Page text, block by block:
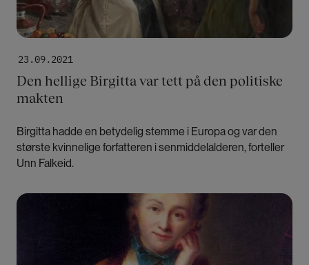
23.09.2021
Den hellige Birgitta var tett på den politiske
makten
Birgitta hadde en betydelig stemme i Europa og var den
største kvinnelige forfatteren i senmiddelalderen, forteller
Unn Falkeid.
Bilde